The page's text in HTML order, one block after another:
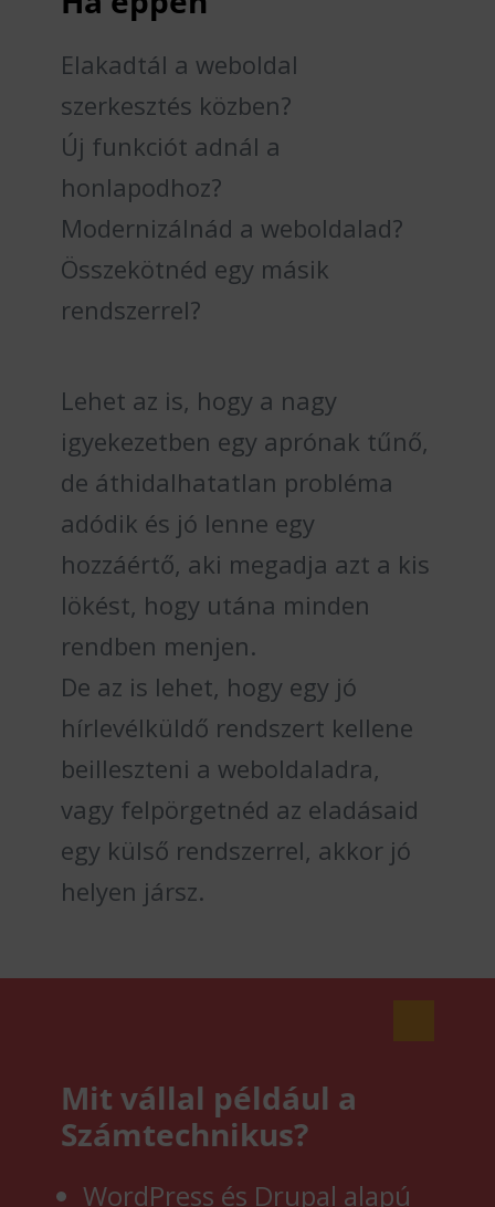
Elakadtál a weboldal
szerkesztés közben?
Új funkciót adnál a
honlapodhoz?
Modernizálnád a weboldalad?
Összekötnéd egy másik
rendszerrel?
Lehet az is, hogy a nagy
igyekezetben egy aprónak tűnő,
de áthidalhatatlan probléma
adódik és jó lenne egy
hozzáértő, aki megadja azt a kis
lökést, hogy utána minden
rendben menjen.
De az is lehet, hogy egy jó
hírlevélküldő rendszert kellene
beilleszteni a weboldaladra,
vagy felpörgetnéd az eladásaid
egy külső rendszerrel, akkor jó
helyen jársz.
Mit vállal például a
Számtechnikus?
WordPress és Drupal alapú